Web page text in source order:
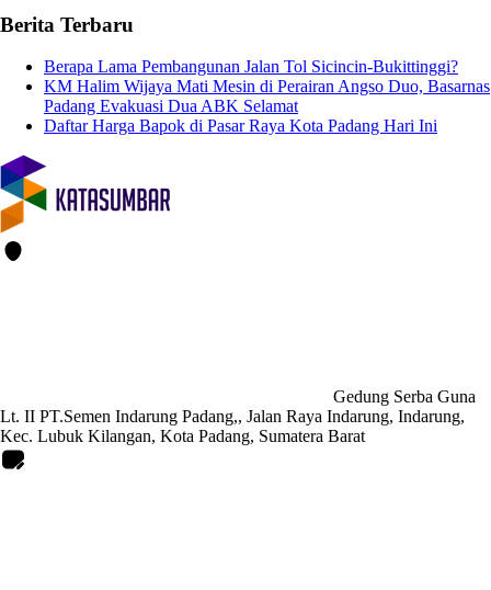
Berita Terbaru
Berapa Lama Pembangunan Jalan Tol Sicincin-Bukittinggi?
KM Halim Wijaya Mati Mesin di Perairan Angso Duo, Basarnas
Padang Evakuasi Dua ABK Selamat
Daftar Harga Bapok di Pasar Raya Kota Padang Hari Ini
Gedung Serba Guna
Lt. II PT.Semen Indarung Padang,, Jalan Raya Indarung, Indarung,
Kec. Lubuk Kilangan, Kota Padang, Sumatera Barat